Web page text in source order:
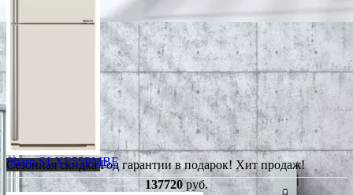
Сезонная скидкаГод гарантии в подарок! Хит продаж!
Sharp SJ-XE55PMBE
137720руб.